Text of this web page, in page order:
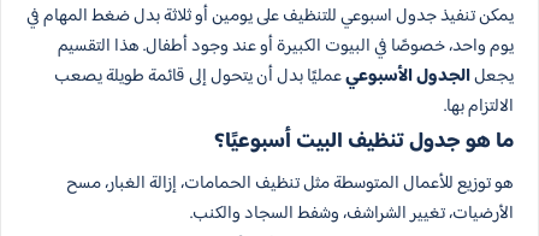
يمكن تنفيذ جدول اسبوعي للتنظيف على يومين أو ثلاثة بدل ضغط المهام في
يوم واحد، خصوصًا في البيوت الكبيرة أو عند وجود أطفال. هذا التقسيم
يجعلالجدول الأسبوعيعمليًا بدل أن يتحول إلى قائمة طويلة يصعب
الالتزام بها.
ما هو جدول تنظيف البيت أسبوعيًا؟
هو توزيع للأعمال المتوسطة مثل تنظيف الحمامات، إزالة الغبار، مسح
الأرضيات، تغيير الشراشف، وشفط السجاد والكنب.